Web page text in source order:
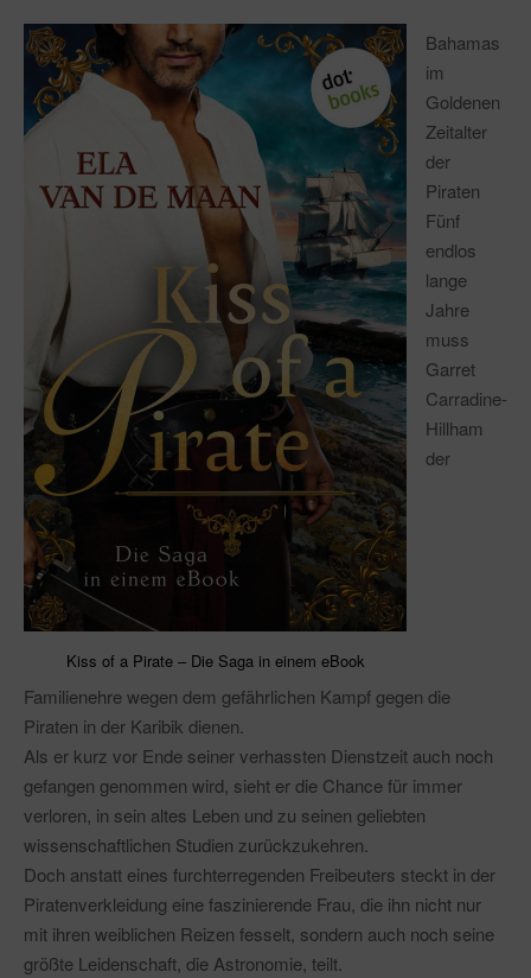
Kiss of a Pirate – Die Saga in einem eBook
Bahamas
im
Goldenen
Zeitalter
der
Piraten
Fünf
endlos
lange
Jahre
muss
Garret
Carradine-
Hillham
der
Familienehre wegen dem gefährlichen Kampf gegen die
Piraten in der Karibik dienen.
Als er kurz vor Ende seiner verhassten Dienstzeit auch noch
gefangen genommen wird, sieht er die Chance für immer
verloren, in sein altes Leben und zu seinen geliebten
wissenschaftlichen Studien zurückzukehren.
Doch anstatt eines furchterregenden Freibeuters steckt in der
Piratenverkleidung eine faszinierende Frau, die ihn nicht nur
mit ihren weiblichen Reizen fesselt, sondern auch noch seine
größte Leidenschaft, die Astronomie, teilt.